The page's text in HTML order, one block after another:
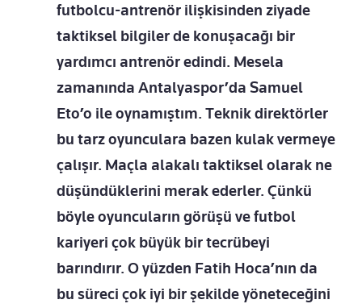
futbolcu-antrenör ilişkisinden ziyade
taktiksel bilgiler de konuşacağı bir
yardımcı antrenör edindi. Mesela
zamanında Antalyaspor’da Samuel
Eto’o ile oynamıştım. Teknik direktörler
bu tarz oyunculara bazen kulak vermeye
çalışır. Maçla alakalı taktiksel olarak ne
düşündüklerini merak ederler. Çünkü
böyle oyuncuların görüşü ve futbol
kariyeri çok büyük bir tecrübeyi
barındırır. O yüzden Fatih Hoca’nın da
bu süreci çok iyi bir şekilde yöneteceğini